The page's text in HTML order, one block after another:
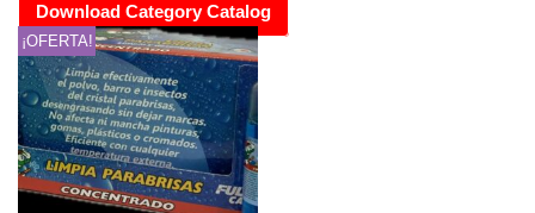
Download Category Catalog
¡OFERTA!